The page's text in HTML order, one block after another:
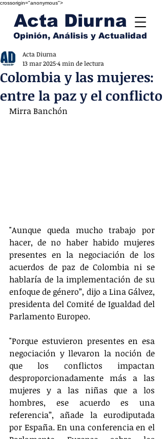
crossorigin="anonymous">
Acta Diurna
Opinión, Análisis y Actualidad
Colombia y las mujeres:
entre la paz y el conflicto
Acta Diurna
13 mar 20254 min de lectura
Mirra Banchón
"Aunque queda mucho trabajo por
hacer, de no haber habido mujeres
presentes en la negociación de los
acuerdos de paz de Colombia ni se
hablaría de la implementación de su
enfoque de género”, dijo a Lina Gálvez,
presidenta del Comité de Igualdad del
Parlamento Europeo.
"Porque estuvieron presentes en esa
negociación y llevaron la noción de
que los conflictos impactan
desproporcionadamente más a las
mujeres y a las niñas que a los
hombres, ese acuerdo es una
referencia”, añade la eurodiputada
por España. En una conferencia en el